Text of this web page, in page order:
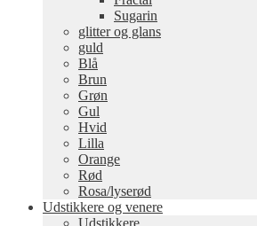
Sugarin
glitter og glans
guld
Blå
Brun
Grøn
Gul
Hvid
Lilla
Orange
Rød
Rosa/lyserød
Udstikkere og venere
Udstikkere